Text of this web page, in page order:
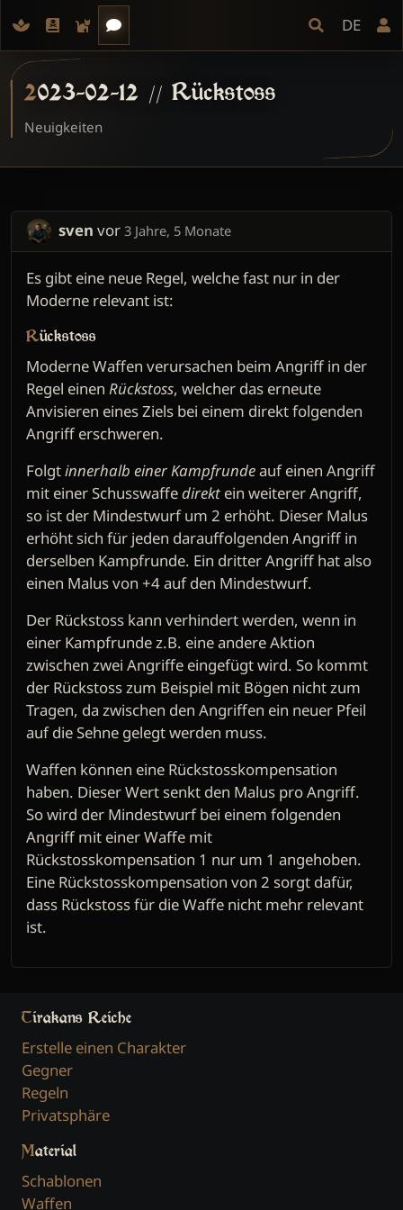
DE
2023-02-12 // Rückstoss
Neuigkeiten
sven vor 3 Jahre, 5 Monate
Es gibt eine neue Regel, welche fast nur in der
Moderne relevant ist:
Rückstoss
Moderne Waffen verursachen beim Angriff in der
Regel einen Rückstoss, welcher das erneute
Anvisieren eines Ziels bei einem direkt folgenden
Angriff erschweren.
Folgtinnerhalb einer Kampfrundeauf einen Angriff
mit einer Schusswaffedirekt ein weiterer Angriff,
so ist der Mindestwurf um 2 erhöht. Dieser Malus
erhöht sich für jeden darauffolgenden Angriff in
derselben Kampfrunde. Ein dritter Angriff hat also
einen Malus von +4 auf den Mindestwurf.
Der Rückstoss kann verhindert werden, wenn in
einer Kampfrunde z.B. eine andere Aktion
zwischen zwei Angriffe eingefügt wird. So kommt
der Rückstoss zum Beispiel mit Bögen nicht zum
Tragen, da zwischen den Angriffen ein neuer Pfeil
auf die Sehne gelegt werden muss.
Waffen können eine Rückstosskompensation
haben. Dieser Wert senkt den Malus pro Angriff.
So wird der Mindestwurf bei einem folgenden
Angriff mit einer Waffe mit
Rückstosskompensation 1 nur um 1 angehoben.
Eine Rückstosskompensation von 2 sorgt dafür,
dass Rückstoss für die Waffe nicht mehr relevant
ist.
Tirakans Reiche
Erstelle einen Charakter
Gegner
Regeln
Privatsphäre
Material
Schablonen
Waffen